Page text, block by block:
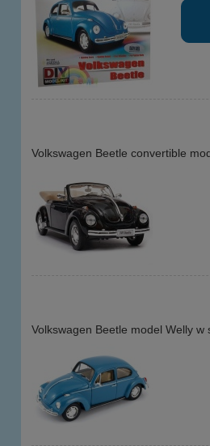
Volkswagen Beetle convertible
Volkswagen Beetle model Welly w